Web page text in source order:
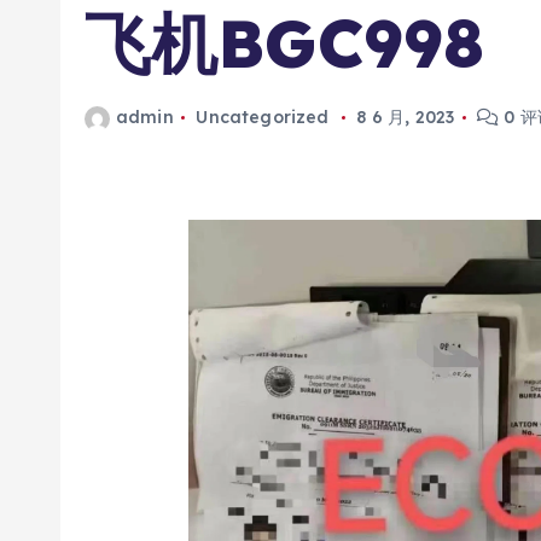
飞机BGC998
admin Uncategorized 8 6 月, 2023 0 评